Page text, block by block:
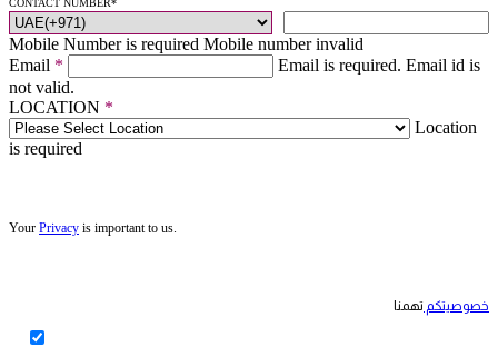
CONTACT NUMBER*
Mobile Number is required Mobile number invalid
Email * Email is required. Email id is
not valid.
LOCATION *
Location
is required
Your Privacy is important to us.
خصوصيتكم تهمنا